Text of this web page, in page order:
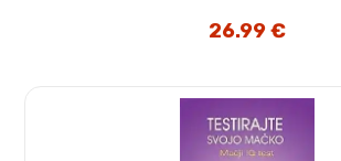
26.99€